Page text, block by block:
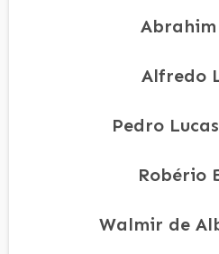
Abrahim
Alfredo
Pedro
Robério
Walmir de